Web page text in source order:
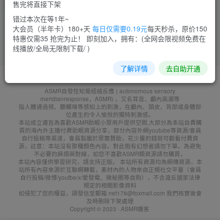
菜需捆
聯系客服
ASMR自發性知覺經絡反應 ( autonomous sensory
meridianresponse，ASMR) ，又名耳音、顱內高潮等
指人體通過視、聽觸嗅等感知上的刺激，在顱內、頭皮、背部或身體部
位產生的令人愉悅的獨特刺激感。
本站成立遵旨為喜歡ASMR助眠小眾用戶提供空間,大部分為本站自費購
買的海內外主播付費助眠資源分享，部分內容外網youtube等資源/會員
自行投稿等渠道，會員製屬於眾籌贊助，花少量的錢就可觀看付費資
源，註意：本站沒有那種顏色內容。對此抱有幻想者請勿下單。為避免
不必要的麻煩與對線，如您不喜歡ASMR類資源請勿購買，
本站內容僅供學習研究，請支持正版。 本站所有資源均為網傳資源，本
站所有內容來源於互聯網轉載，素材內的人物來自正規社交平臺（會員
自行投稿/微博/youtbe/x/愛發電、微秘圈等自购），不含違反國家法律
規定的相關影像資料
如侵犯了您的權益，請發信至郵箱 net178@foxmail.com 我們核實後會
及時刪除下架處理
Copyright © 2023 · ASMR播客
售完将直接下架
错过本次在等1年~
大会员（半年卡）180+天 每日仅需要0.19元每天秒杀，原价150
特惠仅需35 抢完为止！ 即刻加入，拥有：(全网会限视频免费在
线播放/全局无限制下载/ )
了解详情 去自助开通